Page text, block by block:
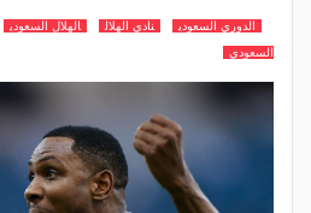
الدوري السعودي نادي الهلال الهلال السعودي
السعودي